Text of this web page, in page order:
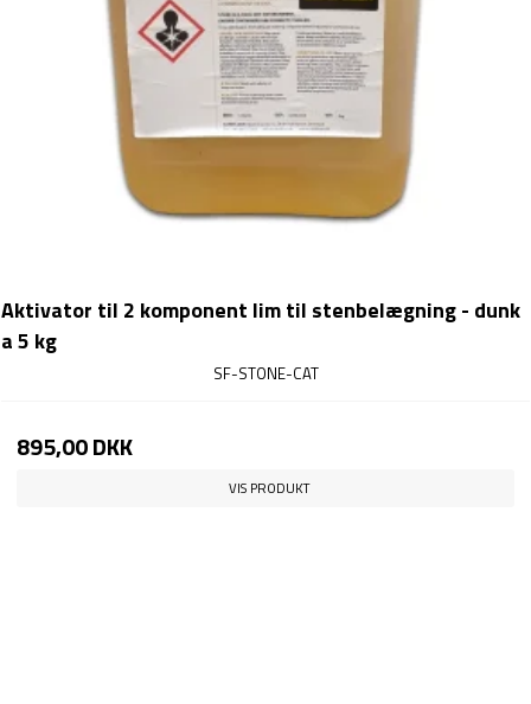
Aktivator til 2 komponent lim til stenbelægning - dunk
a 5 kg
SF-STONE-CAT
895,00 DKK
VIS PRODUKT